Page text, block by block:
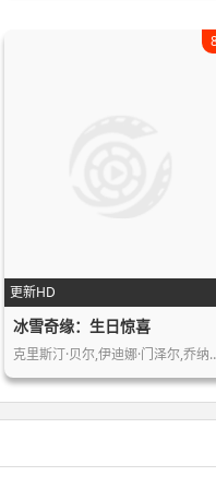
更新HD
冰雪奇缘：生日惊喜
克里斯汀·贝